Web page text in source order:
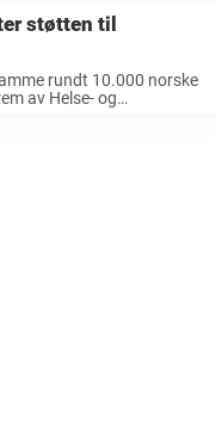
støtten til
rundt 10.000 norske
av Helse- og